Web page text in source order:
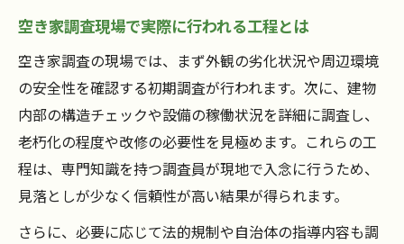
空き家調査現場で実際に行われる工程とは
空き家調査の現場では、まず外観の劣化状況や周辺環境
の安全性を確認する初期調査が行われます。次に、建物
内部の構造チェックや設備の稼働状況を詳細に調査し、
老朽化の程度や改修の必要性を見極めます。これらの工
程は、専門知識を持つ調査員が現地で入念に行うため、
見落としが少なく信頼性が高い結果が得られます。
さらに、必要に応じて法的規制や自治体の指導内容も調